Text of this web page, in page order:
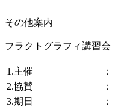
その他案内
フラクトグラフィ講習会
1.主催 ：
2.協賛
：
3.期日
：